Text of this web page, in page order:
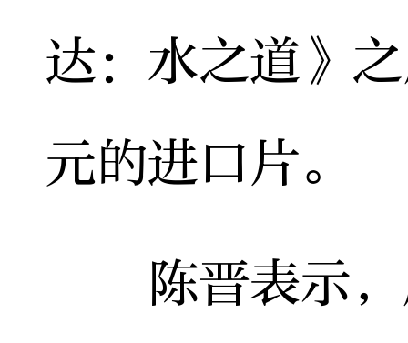
达：水之道》
元的进口片。
陈晋表示，